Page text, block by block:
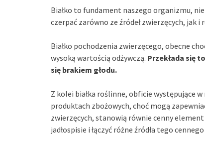
Białko to fundament naszego organizmu,
czerpać zarówno ze źródeł zwierzęcych, jak
Białko pochodzenia zwierzęcego, obecne
wysoką wartością odżywczą. Przekłada się
się brakiem głodu.
Z kolei białka roślinne, obficie występujące
produktach zbożowych, choć mogą
zwierzęcych, stanowią równie cenny
jadłospisie i łączyć różne źródła tego cennego